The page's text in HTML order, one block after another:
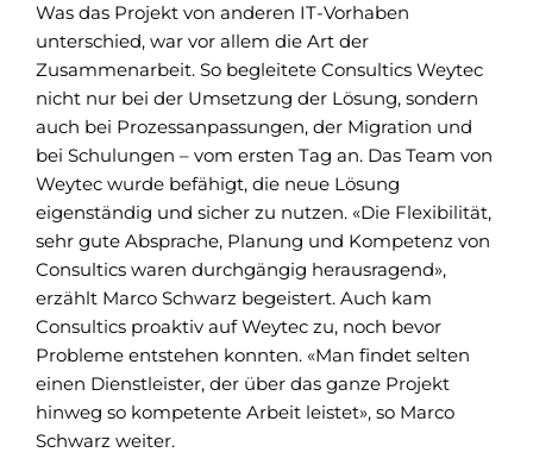
Was das Projekt von anderen IT-Vorhaben
unterschied, war vor allem die Art der
Zusammenarbeit. So begleitete Consultics Weytec
nicht nur bei der Umsetzung der Lösung, sondern
auch bei Prozessanpassungen, der Migration und
bei Schulungen – vom ersten Tag an. Das Team von
Weytec wurde befähigt, die neue Lösung
eigenständig und sicher zu nutzen. «Die Flexibilität,
sehr gute Absprache, Planung und Kompetenz von
Consultics waren durchgängig herausragend»,
erzählt Marco Schwarz begeistert. Auch kam
Consultics proaktiv auf Weytec zu, noch bevor
Probleme entstehen konnten. «Man findet selten
einen Dienstleister, der über das ganze Projekt
hinweg so kompetente Arbeit leistet», so Marco
Schwarz weiter.